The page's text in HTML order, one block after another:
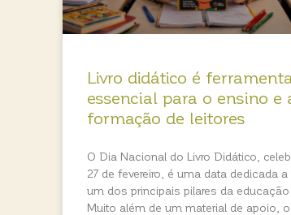
Livro didático é ferramenta
essencial para o ensino e
formação de leitores
O Dia Nacional do Livro Didático,
27 de fevereiro, é uma data dedicada a
um dos principais pilares da educação
Muito além de um material de apoio, o